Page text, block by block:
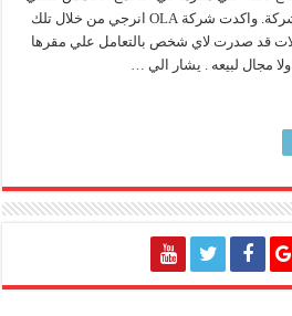
في اسوان
مقر
الشركة
في
التجمع
من خلالها بيع المقر الخاص بالشركة. واكدت شركة OLA انرجي من خلال تلك
قد صدرت لاي شخص بالتعامل علي مقرها
مجال لبيعه . يشار الي …